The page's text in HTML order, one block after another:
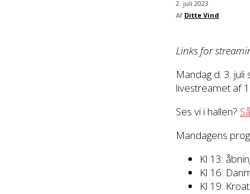
2. juli 2023
Af Ditte Vind
Links for
Mandag d. 3.
livestreamet af
Ses vi i hallen?
Mandagens
Kl 13:
Kl 16:
Kl 19: